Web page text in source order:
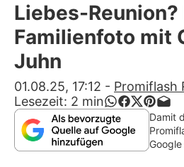
Stars
Filme &
Lifestyle
Familie &
Promiflash
Liebes-
Familienfoto mit
Juhn
01.08.25, 17:12 - Promiflash
Lesezeit: 2 min
Damit